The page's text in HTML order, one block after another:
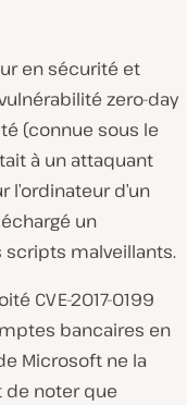
en sécurité et
zero-day
(connue sous le
à un attaquant
l’ordinateur d’un
un
malveillants.
CVE-2017-0199
bancaires en
Microsoft ne la
de noter que